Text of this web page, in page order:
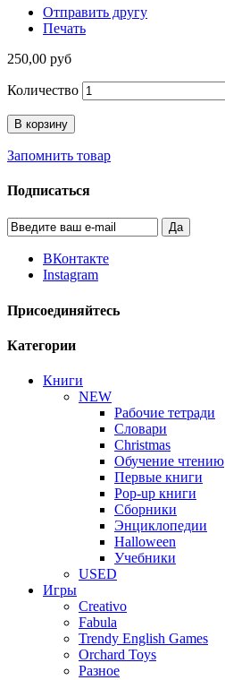
Отправить другу
Печать
250,00 руб
Количество
В корзину
Запомнить товар
Подписаться
Да
ВКонтакте
Instagram
Присоединяйтесь
Категории
Книги
NEW
Рабочие тетради
Словари
Christmas
Обучение чтению
Первые книги
Pop-up книги
Сборники
Энциклопедии
Halloween
Учебники
USED
Игры
Creativo
Fabula
Trendy English Games
Orchard Toys
Разное